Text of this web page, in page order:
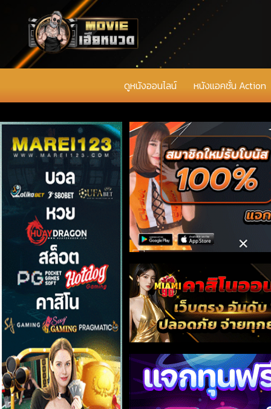
ดูหนังออนไลน์ หนังแอคชั่น Action